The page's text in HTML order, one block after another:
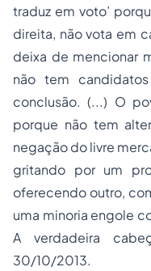
traduz em voto’
direita, não vota em
deixa de mencionar
não tem
conclusão. (...) O
porque não tem
negação do livre
gritando por um
oferecendo outro,
uma minoria engole
A verdadeira
30/10/